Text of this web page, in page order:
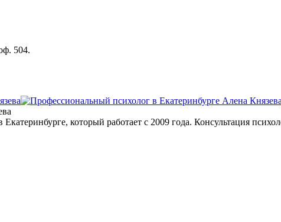
504.
который работает с 2009 года. Консультация